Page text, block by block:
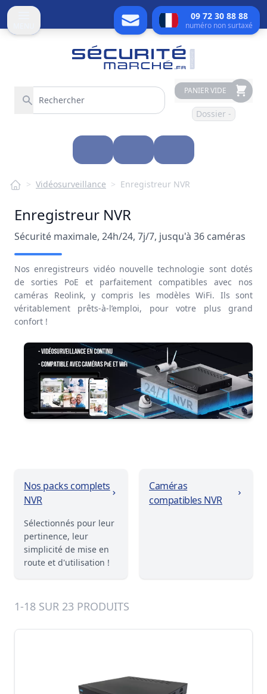
09 72 30 88 88
numéro non surtaxé
PANIER VIDE
Dossier -
> Vidéosurveillance > Enregistreur NVR
Enregistreur NVR
Sécurité maximale, 24h/24, 7j/7, jusqu'à 36 caméras
Nosenregistreurs vidéonouvelle technologie sont dotés
de sorties PoE et parfaitement compatibles avec nos
caméras Reolink, y compris les modèles WiFi. Ils sont
véritablement prêts-à-l’emploi, pour votre plus grand
confort !
Nos packs complets
NVR
Sélectionnés pour leur
pertinence, leur
simplicité de mise en
route et d'utilisation !
Caméras
compatibles NVR
1-18 SUR 23 PRODUITS